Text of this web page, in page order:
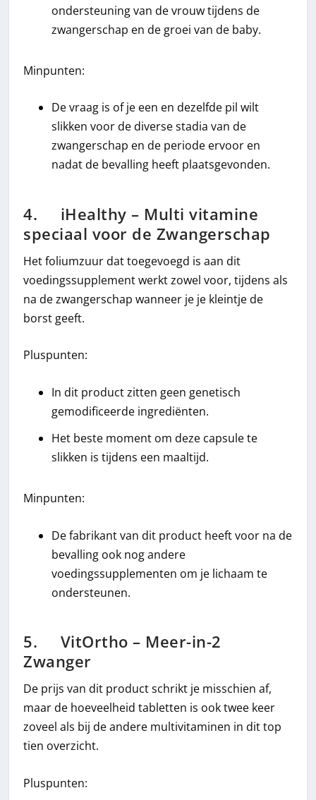
ondersteuning van de vrouw tijdens de
zwangerschap en de groei van de baby.
Minpunten:
De vraag is of je een en dezelfde pil wilt
slikken voor de diverse stadia van de
zwangerschap en de periode ervoor en
nadat de bevalling heeft plaatsgevonden.
4. iHealthy – Multi vitamine
speciaal voor de Zwangerschap
Het foliumzuur dat toegevoegd is aan dit
voedingssupplement werkt zowel voor, tijdens als
na de zwangerschap wanneer je je kleintje de
borst geeft.
Pluspunten:
In dit product zitten geen genetisch
gemodificeerde ingrediënten.
Het beste moment om deze capsule te
slikken is tijdens een maaltijd.
Minpunten:
De fabrikant van dit product heeft voor na de
bevalling ook nog andere
voedingssupplementen om je lichaam te
ondersteunen.
5. VitOrtho – Meer-in-2
Zwanger
De prijs van dit product schrikt je misschien af,
maar de hoeveelheid tabletten is ook twee keer
zoveel als bij de andere multivitaminen in dit top
tien overzicht.
Pluspunten: